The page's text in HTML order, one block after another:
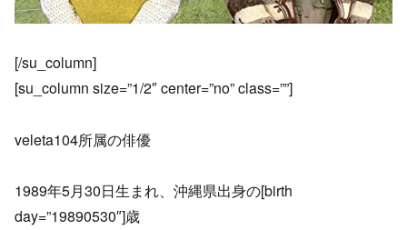
[/su_column]
[su_column size=”1/2″ center=”no” class=””]
veleta104所属の俳優
1989年5月30日生まれ、沖縄県出身の[birth
day=”19890530″]歳